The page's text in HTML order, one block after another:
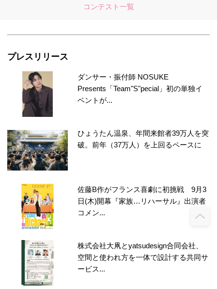
コンテスト一覧
プレスリリース
ダンサー・振付師 NOSUKE
Presents「Team"S"pecial」初の単独イ
ベントが...
ひょうたん温泉、年間来館者39万人を突
破。前年（37万人）を上回るペースに
佐藤B作がフランス喜劇に初挑戦 9月3
日(木)開幕『家族…リハーサル』出演者
コメン...
株式会社大凧とyatsudesign合同会社、
空間と使われ方を一体で設計する共同サ
ービス...